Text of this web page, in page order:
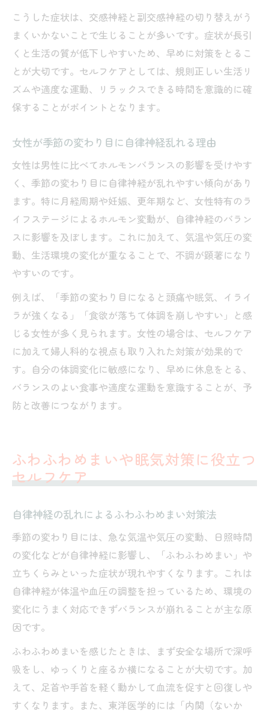
こうした症状は、交感神経と副交感神経の切り替えがう
まくいかないことで生じることが多いです。症状が長引
くと生活の質が低下しやすいため、早めに対策をとるこ
とが大切です。セルフケアとしては、規則正しい生活リ
ズムや適度な運動、リラックスできる時間を意識的に確
保することがポイントとなります。
女性が季節の変わり目に自律神経乱れる理由
女性は男性に比べてホルモンバランスの影響を受けやす
く、季節の変わり目に自律神経が乱れやすい傾向があり
ます。特に月経周期や妊娠、更年期など、女性特有のラ
イフステージによるホルモン変動が、自律神経のバラン
スに影響を及ぼします。これに加えて、気温や気圧の変
動、生活環境の変化が重なることで、不調が顕著になり
やすいのです。
例えば、「季節の変わり目になると頭痛や眠気、イライ
ラが強くなる」「食欲が落ちて体調を崩しやすい」と感
じる女性が多く見られます。女性の場合は、セルフケア
に加えて婦人科的な視点も取り入れた対策が効果的で
す。自分の体調変化に敏感になり、早めに休息をとる、
バランスのよい食事や適度な運動を意識することが、予
防と改善につながります。
ふわふわめまいや眠気対策に役立つ
セルフケア
自律神経の乱れによるふわふわめまい対策法
季節の変わり目には、急な気温や気圧の変動、日照時間
の変化などが自律神経に影響し、「ふわふわめまい」や
立ちくらみといった症状が現れやすくなります。これは
自律神経が体温や血圧の調整を担っているため、環境の
変化にうまく対応できずバランスが崩れることが主な原
因です。
ふわふわめまいを感じたときは、まず安全な場所で深呼
吸をし、ゆっくりと座るか横になることが大切です。加
えて、足首や手首を軽く動かして血流を促すと回復しや
すくなります。また、東洋医学的には「内関（ないか